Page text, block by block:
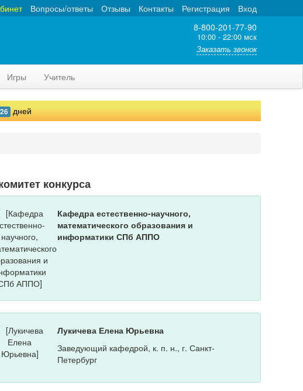
Вход
Регистрация
Контакты
Отзывы
Вопросы/ответы
8-800-201-77-90
10:00 - 22:00 мск
Заказать звонок
Игры Учитель
26 дней
конкурса
Кафедра естественно-научного,
математического образования и
информатики СПб АППО
Лукичева Елена Юрьевна
Заведующий кафедрой, к. п. н., г. Санкт-
Петербург